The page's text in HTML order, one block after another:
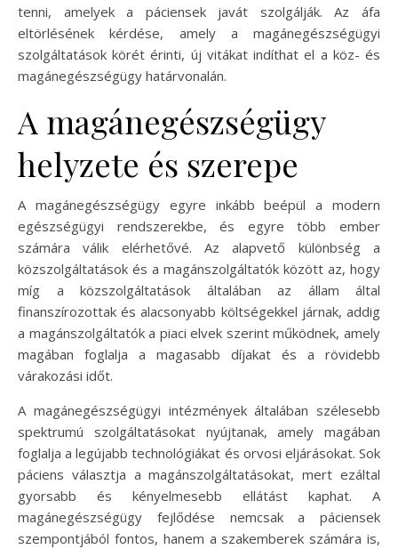
tenni, amelyek a páciensek javát szolgálják. Az áfa
eltörlésének kérdése, amely a magánegészségügyi
szolgáltatások körét érinti, új vitákat indíthat el a köz- és
magánegészségügy határvonalán.
A magánegészségügy
helyzete és szerepe
A magánegészségügy egyre inkább beépül a modern
egészségügyi rendszerekbe, és egyre több ember
számára válik elérhetővé. Az alapvető különbség a
közszolgáltatások és a magánszolgáltatók között az, hogy
míg a közszolgáltatások általában az állam által
finanszírozottak és alacsonyabb költségekkel járnak, addig
a magánszolgáltatók a piaci elvek szerint működnek, amely
magában foglalja a magasabb díjakat és a rövidebb
várakozási időt.
A magánegészségügyi intézmények általában szélesebb
spektrumú szolgáltatásokat nyújtanak, amely magában
foglalja a legújabb technológiákat és orvosi eljárásokat. Sok
páciens választja a magánszolgáltatásokat, mert ezáltal
gyorsabb és kényelmesebb ellátást kaphat. A
magánegészségügy fejlődése nemcsak a páciensek
szempontjából fontos, hanem a szakemberek számára is,